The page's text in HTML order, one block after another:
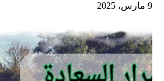
9 مارس، 2025